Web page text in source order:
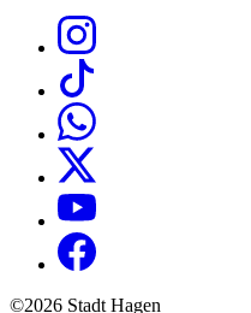
©2026 Stadt Hagen